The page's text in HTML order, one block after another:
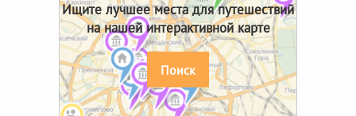
Ищите лучшее места для путешествий
на нашей интерактивной карте
Поиск